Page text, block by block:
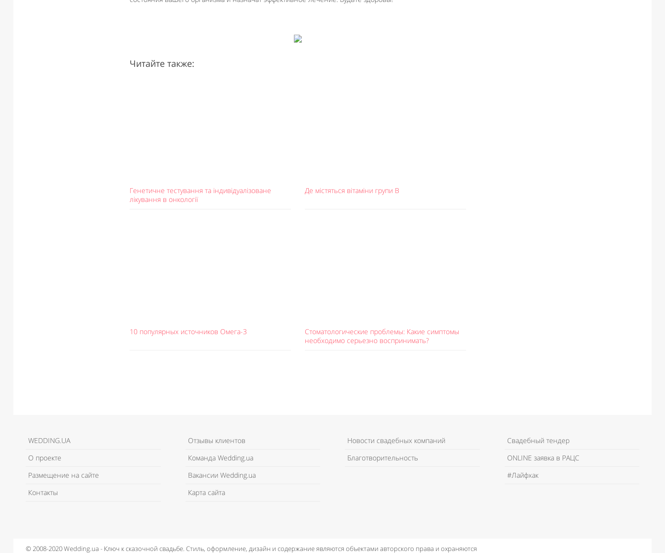
Читайте также:
Генетичне тестування та індивідуалізоване
лікування в онкології
Де містяться вітаміни групи B
10 популярных источников Омега-3
Стоматологические проблемы: Какие симптомы
необходимо серьезно воспринимать?
WEDDING.UA
О проекте
Размещение на сайте
Контакты
Отзывы клиентов
Команда Wedding.ua
Вакансии Wedding.ua
Карта сайта
Новости свадебных компаний
Благотворительность
Свадебный тендер
ONLINE заявка в РАЦС
#Лайфхак
© 2008-2020 Wedding.ua - Ключ к сказочной свадьбе. Стиль, оформление, дизайн и содержание являются объектами авторского права и охраняются